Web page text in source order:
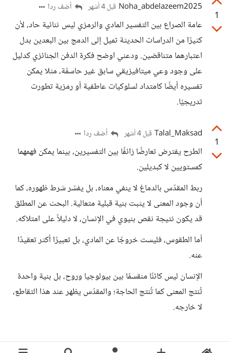
1
Noha_abdelazeem2025 قبل 4 أشهر أضف ردا
عامة الصراع بين التفسير المادي والرمزي ليس ثنائية حاد، لأن
كثيرًا من الدراسات الحديثة تميل إلى الدمج بين البعدين بدل
اعتبارهما متناقضين. ودعني اوضح فكرة الدفن الجنائزي كدليل
على وجود وعي ميتافيزيقي سابق غير حاسمًة، مثلا يمكن
تفسيره أيضًا كامتداد لسلوكيات عاطفية أو رمزية تطورت
تدريجيًا.
1
Talal_Maksad قبل 4 أشهر أضف ردا
الطرح يفترض تعارضًا زائفًا بين التفسيرين، بينما يمكن فهمهما
كمستويين لا كبديلين.
ربط المقدّس بالدماغ لا ينفي معناه، بل يفسّر شرط ظهوره، كما
أن وجود المعنى لا يثبت بنية قبلية متعالية. البحث عن المطلق
قد يكون نتيجة نقص بنيوي في الإنسان، لا دليلاً على امتلاكه.
أما الطقوس، فليست خروجًا عن المادي، بل تعبيرًا أكثر تعقيدًا
عنه.
الإنسان ليس كائنًا منقسمًا بين بيولوجيا وروح، بل بنية واحدة
تُنتج المعنى كما تُنتج الحاجة؛ والمقدّس يظهر عند هذا التقاطع،
لا خارجه.